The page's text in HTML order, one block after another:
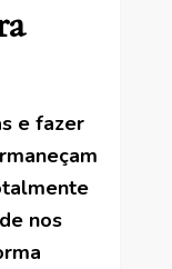
e fazer
nos